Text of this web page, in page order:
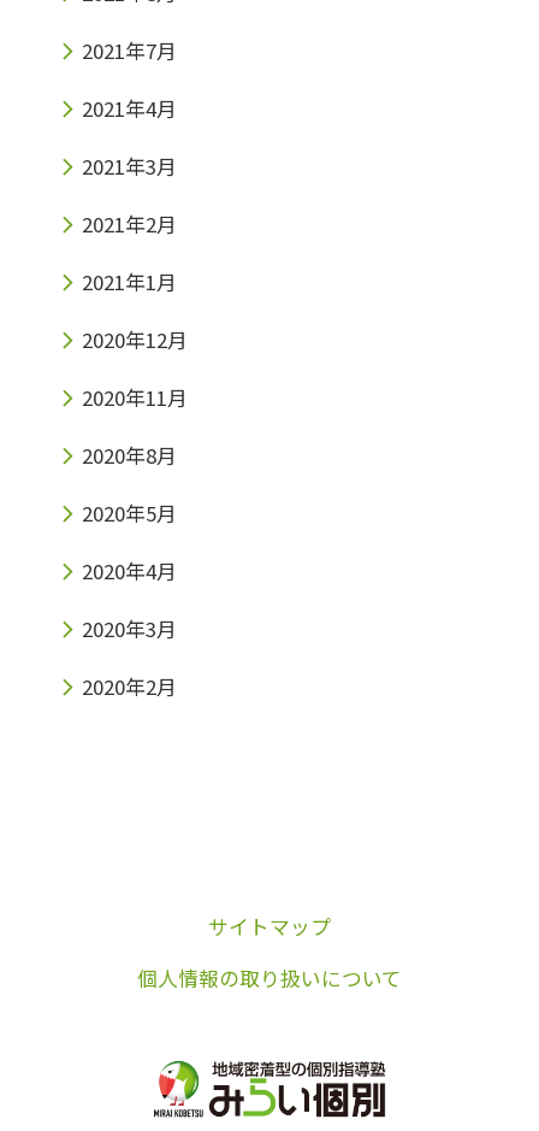
2021年7月
2021年4月
2021年3月
2021年2月
2021年1月
2020年12月
2020年11月
2020年8月
2020年5月
2020年4月
2020年3月
2020年2月
サイトマップ
個人情報の取り扱いについて